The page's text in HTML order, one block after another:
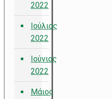
2022
Ιούλιος
2022
Ιούνιος
2022
Μάιος